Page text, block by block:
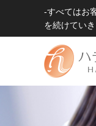
-すべてはお
を続けてい